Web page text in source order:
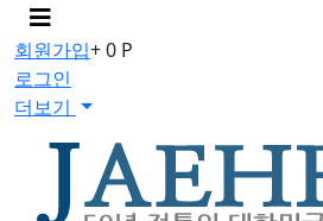
메
뉴
버
튼
회원가입+ 0 P
로그인
더보기